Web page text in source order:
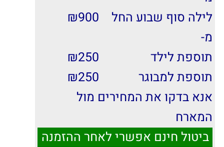
לילה סוף שבוע החל
מ-
900
₪
תוספת לילד 250
₪
תוספת למבוגר
250
₪
אנא בדקו את המחירים מול
המארח
ביטול חינם אפשרי לאחר ההזמנה